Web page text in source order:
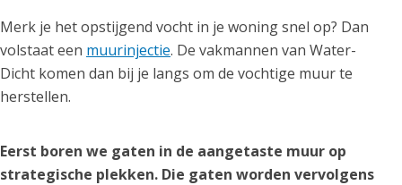
Merk je het opstijgend vocht in je woning snel op? Dan
volstaat een muurinjectie. De vakmannen van Water-
Dicht komen dan bij je langs om de vochtige muur te
herstellen.
Eerst boren we gaten in de aangetaste muur op
strategische plekken. Die gaten worden vervolgens